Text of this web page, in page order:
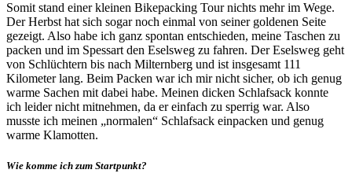
Somit stand einer kleinen Bikepacking Tour nichts mehr im Wege.
Der Herbst hat sich sogar noch einmal von seiner goldenen Seite
gezeigt. Also habe ich ganz spontan entschieden, meine Taschen zu
packen und im Spessart den Eselsweg zu fahren. Der Eselsweg geht
von Schlüchtern bis nach Milternberg und ist insgesamt 111
Kilometer lang. Beim Packen war ich mir nicht sicher, ob ich genug
warme Sachen mit dabei habe. Meinen dicken Schlafsack konnte
ich leider nicht mitnehmen, da er einfach zu sperrig war. Also
musste ich meinen „normalen“ Schlafsack einpacken und genug
warme Klamotten.
Wie komme ich zum Startpunkt?